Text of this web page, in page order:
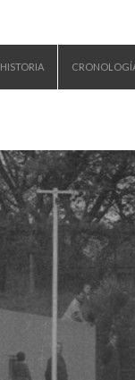
HISTORIA